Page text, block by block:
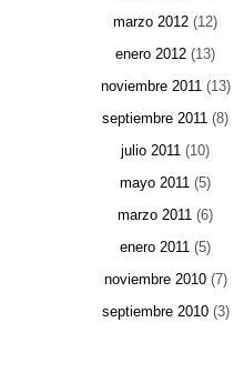
marzo 2012 (12)
enero 2012 (13)
noviembre 2011(13)
septiembre 2011 (8)
julio 2011 (10)
mayo 2011 (5)
marzo 2011 (6)
enero 2011 (5)
noviembre 2010(7)
septiembre 2010(3)